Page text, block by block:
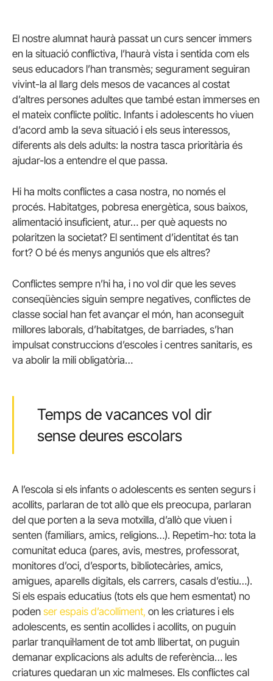
El nostre alumnat haurà passat un curs sencer immers
en la situació conflictiva, l’haurà vista i sentida com els
seus educadors l’han transmès; segurament seguiran
vivint-la al llarg dels mesos de vacances al costat
d’altres persones adultes que també estan immerses en
el mateix conflicte polític. Infants i adolescents ho viuen
d’acord amb la seva situació i els seus interessos,
diferents als dels adults: la nostra tasca prioritària és
ajudar-los a entendre el que passa.
Hi ha molts conflictes a casa nostra, no només el
procés. Habitatges, pobresa energètica, sous baixos,
alimentació insuficient, atur… per què aquests no
polaritzen la societat? El sentiment d’identitat és tan
fort? O bé és menys anguniós que els altres?
Conflictes sempre n’hi ha, i no vol dir que les seves
conseqüències siguin sempre negatives, conflictes de
classe social han fet avançar el món, han aconseguit
millores laborals, d’habitatges, de barriades, s’han
impulsat construccions d’escoles i centres sanitaris, es
va abolir la mili obligatòria…
Temps de vacances vol dir
sense deures escolars
A l’escola si els infants o adolescents es senten segurs i
acollits, parlaran de tot allò que els preocupa, parlaran
del que porten a la seva motxilla, d’allò que viuen i
senten (familiars, amics, religions…). Repetim-ho: tota la
comunitat educa (pares, avis, mestres, professorat,
monitores d’oci, d’esports, bibliotecàries, amics,
amigues, aparells digitals, els carrers, casals d’estiu…).
Si els espais educatius (tots els que hem esmentat) no
poden ser espais d’acolliment, on les criatures i els
adolescents, es sentin acollides i acollits, on puguin
parlar tranquil·lament de tot amb llibertat, on puguin
demanar explicacions als adults de referència… les
criatures quedaran un xic malmeses. Els conflictes cal